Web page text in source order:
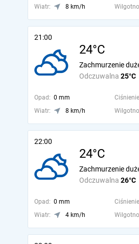
Wiatr:
8 km/h
21:00
24°C
Odczuwalna 25°C
Zachmurzenie
Opad: 0 mm
Wiatr:
8 km/h
22:00
24°C
Odczuwalna 26°C
Zachmurzenie
Opad: 0 mm
Wiatr:
4 km/h